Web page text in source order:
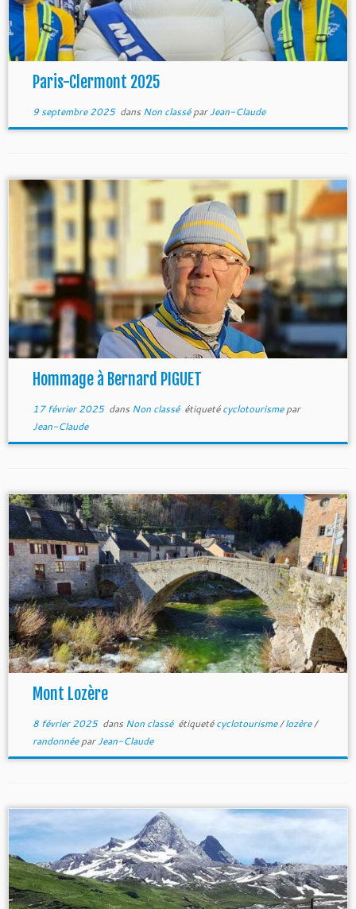
Paris-Clermont 2025
9 septembre 2025dans Non classéparJean-Claude
Hommage à Bernard PIGUET
17 février 2025dans Non classé étiquetécyclotourismepar
Jean-Claude
Mont Lozère
8 février 2025dans Non classé étiquetécyclotourisme/lozère/
randonnéeparJean-Claude